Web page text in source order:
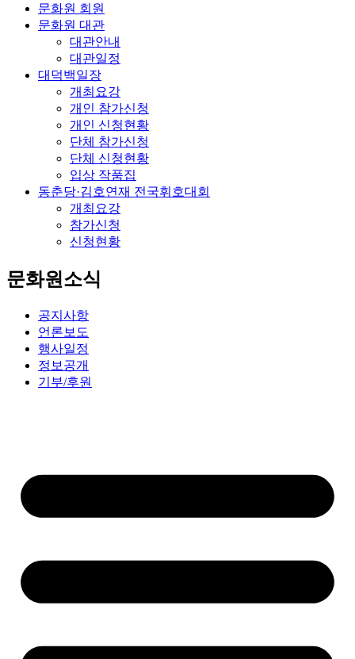
문화원 회원
문화원 대관
대관안내
대관일정
대덕백일장
개최요강
개인 참가신청
개인 신청현황
단체 참가신청
단체 신청현황
입상 작품집
동춘당·김호연재 전국휘호대회
개최요강
참가신청
신청현황
문화원소식
공지사항
언론보도
행사일정
정보공개
기부/후원